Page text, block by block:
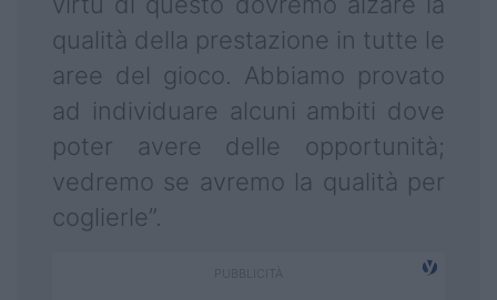
qualità della prestazione in tutte le
aree del gioco. Abbiamo provato
ad individuare alcuni ambiti dove
poter avere delle opportunità;
vedremo se avremo la qualità per
coglierle”.